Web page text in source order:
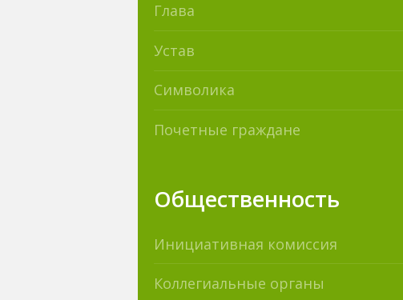
Глава
Устав
Символика
Почетные граждане
Общественность
Инициативная комиссия
Коллегиальные органы